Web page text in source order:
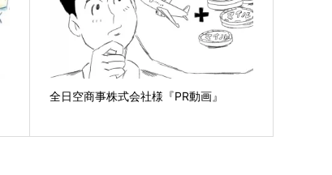
全日空商事株式会社様『PR動画』